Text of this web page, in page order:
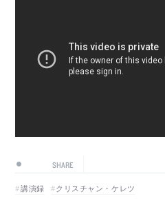
SHARE
講演録 クリスチャン・ケレツ